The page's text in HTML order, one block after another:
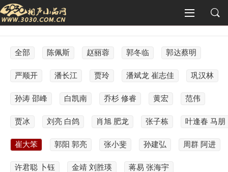
全部 陈佩斯 赵丽蓉 郭冬临 郭达蔡明
严顺开 潘长江 贾玲 潘斌龙 崔志佳 巩汉林
孙涛 邵峰 白凯南 乔杉 修睿 黄宏 范伟
贾冰 刘亮 白鸽 肖旭 肥龙 张子栋 叶逢春 马朋
崔大笨 郭阳 郭亮 张小斐 孙建弘 周群 阿进
许君聪 卜钰 金靖 刘胜瑛 蒋易 张海宇